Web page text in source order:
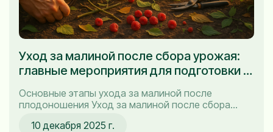
Уход за малиной после сбора урожая:
главные мероприятия для подготовки к
Основные этапы ухода за малиной после
плодоношения Уход за малиной после сбора
этап, который определяет, как кусты будут
10 декабря 2025 г.